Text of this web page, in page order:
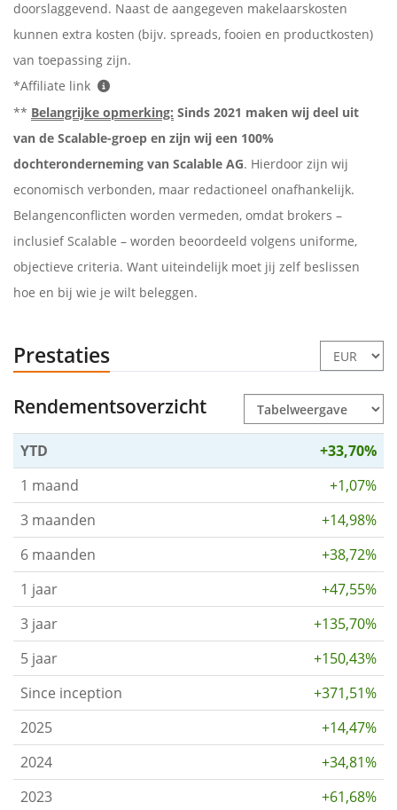
doorslaggevend. Naast de aangegeven makelaarskosten
kunnen extra kosten (bijv. spreads, fooien en productkosten)
van toepassing zijn.
*Affiliate link
** Belangrijke opmerking: Sinds 2021 maken wij deel uit
van de Scalable-groep en zijn wij een 100%
dochteronderneming van Scalable AG. Hierdoor zijn wij
economisch verbonden, maar redactioneel onafhankelijk.
Belangenconflicten worden vermeden, omdat brokers –
inclusief Scalable – worden beoordeeld volgens uniforme,
objectieve criteria. Want uiteindelijk moet jij zelf beslissen
hoe en bij wie je wilt beleggen.
Prestaties
Rendementsoverzicht
YTD
+33,70%
1 maand
+1,07%
3 maanden
+14,98%
6 maanden
+38,72%
1 jaar
+47,55%
3 jaar
+135,70%
5 jaar
+150,43%
Since inception
+371,51%
2025
+14,47%
2024
+34,81%
2023
+61,68%